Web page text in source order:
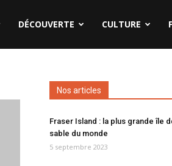
DÉCOUVERTE CULTURE
Nos articles
Fraser Island : la plus grande île
sable du monde
5 septembre 2023